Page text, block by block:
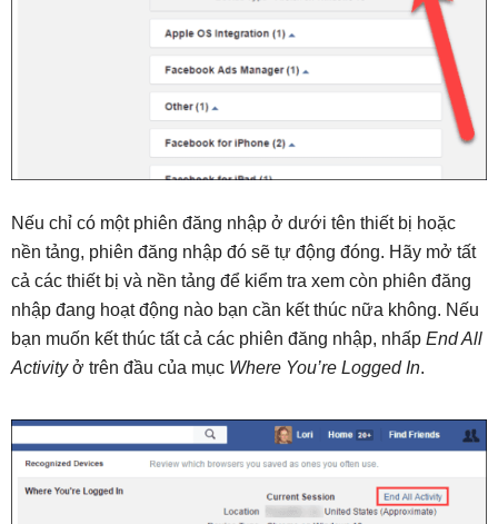
Nếu chỉ có một phiên đăng nhập ở dưới tên thiết bị hoặc
nền tảng, phiên đăng nhập đó sẽ tự động đóng. Hãy mở tất
cả các thiết bị và nền tảng để kiểm tra xem còn phiên đăng
nhập đang hoạt động nào bạn cần kết thúc nữa không. Nếu
bạn muốn kết thúc tất cả các phiên đăng nhập, nhấp End All
Activityở trên đầu của mục Where You’re Logged In.